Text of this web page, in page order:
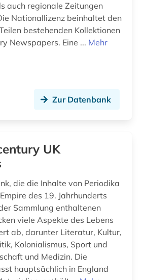
berlin-kreuzberg (1)
berne <wesermarsch> (1)
auch regionale Zeitungen
Nationallizenz beinhaltet den
bestehenden Kollektionen
Newspapers. Eine ... Mehr
Zur Datenbank
UK
die die Inhalte von Periodika
des 19. Jahrhunderts
Sammlung enthaltenen
viele Aspekte des Lebens
ab, darunter Literatur, Kultur,
Kolonialismus, Sport und
und Medizin. Die
hauptsächlich in England